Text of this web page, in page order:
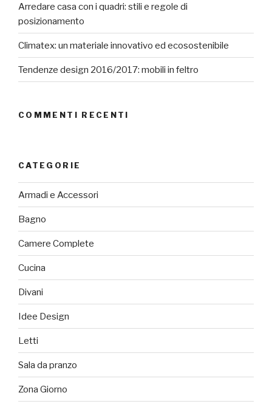
Arredare casa con i quadri: stili e regole di
posizionamento
Climatex: un materiale innovativo ed ecosostenibile
Tendenze design 2016/2017: mobili in feltro
COMMENTI RECENTI
CATEGORIE
Armadi e Accessori
Bagno
Camere Complete
Cucina
Divani
Idee Design
Letti
Sala da pranzo
Zona Giorno